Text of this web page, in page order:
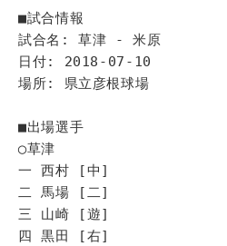
■試合情報
試合名: 草津 - 米原
日付: 2018-07-10
場所: 県立彦根球場
■出場選手
◯草津
一 西村 [中]
二 馬場 [二]
三 山崎 [遊]
四 黒田 [右]